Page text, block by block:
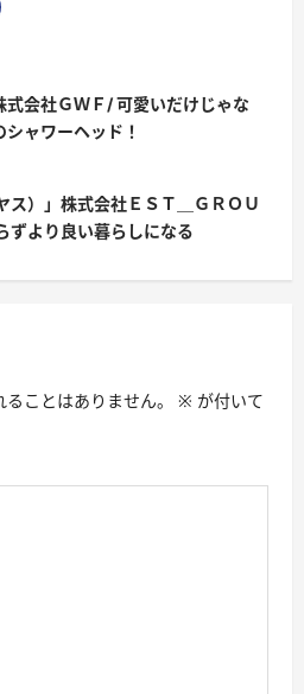
式会社ＧＷＦ/ 可愛いだけじゃな
ャワーヘッド！
）」株式会社ＥＳＴ＿ＧＲＯＵ
ずより良い暮らしになる
ことはありません。 ※ が付いて